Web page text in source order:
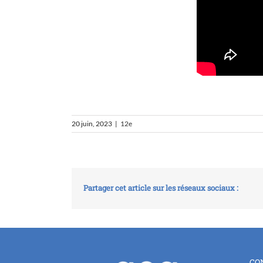
20 juin, 2023 | 12e
Partager cet article sur les réseaux sociaux :